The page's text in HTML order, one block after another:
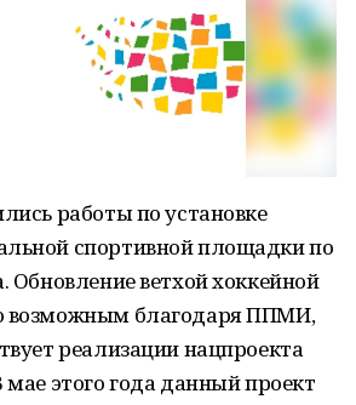
работы по установке
спортивной площадки по
Обновление ветхой хоккейной
возможным благодаря ППМИ,
реализации нацпроекта
этого года данный проект